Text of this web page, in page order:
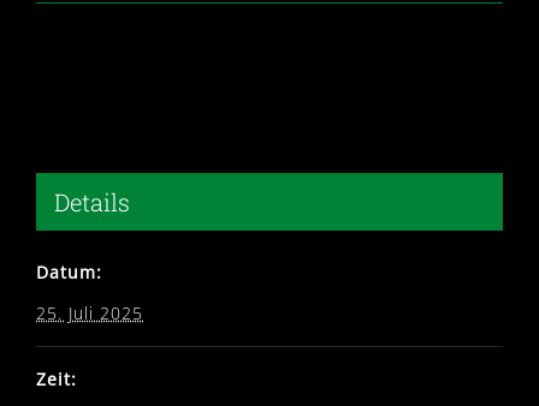
Details
Datum:
25. Juli 2025
Zeit: